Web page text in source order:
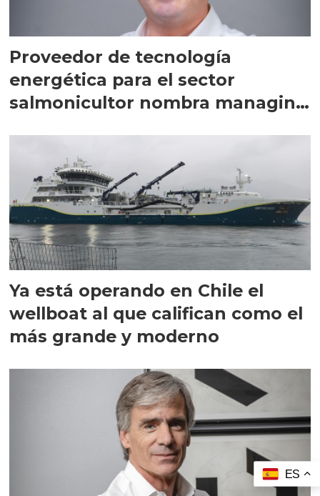
Proveedor de tecnología
energética para el sector
salmonicultor nombra managing
Ya está operando en Chile el
wellboat al que califican como el
más grande y moderno
ES